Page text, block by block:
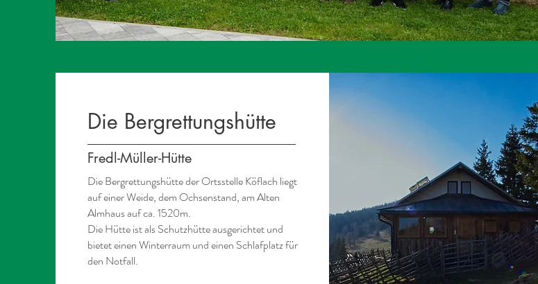
Die Bergrettungshütte
Fredl-Müller-Hütte
Die Bergrettungshütte der Ortsstelle Köflach liegt
auf einer Weide, dem Ochsenstand, am Alten
Almhaus auf ca. 1520m.
Die Hütte ist als Schutzhütte ausgerichtet und
bietet einen Winterraum und einen Schlafplatz für
den Notfall.